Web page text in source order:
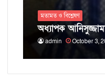
মতামত ও বিশ্লেষণ
অধ্যাপক
admin October 3,